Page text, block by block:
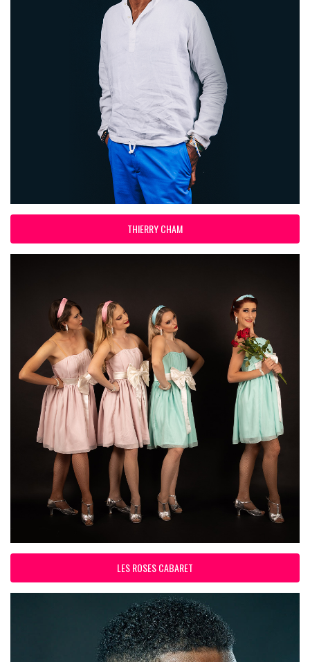
THIERRY CHAM
LES ROSES CABARET